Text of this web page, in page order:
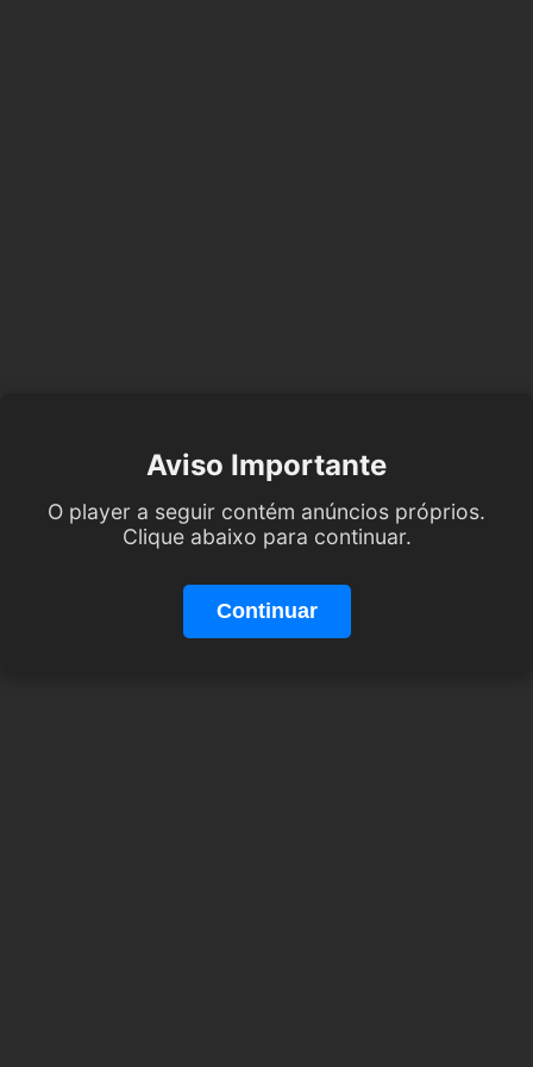
Aviso Importante
O player a seguir contém anúncios próprios.
Clique abaixo para continuar.
Continuar